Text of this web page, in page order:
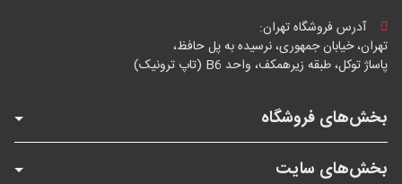
آدرس فروشگاه تهران:
تهران، خیابان جمهوری، نرسیده به پل حافظ،
پاساژ توکل، طبقه زیرهمکف، واحد B6 (تاپ ترونیک)
بخش‌های فروشگاه
بخش‌های سایت